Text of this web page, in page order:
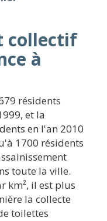
collectif
à
résidents
et la
en l'an 2010
1700 résidents
toute la ville.
km², il est plus
la collecte
toilettes